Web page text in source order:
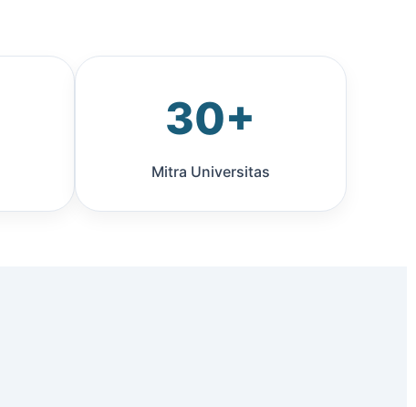
30+
Mitra Universitas